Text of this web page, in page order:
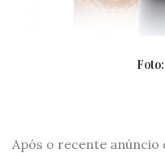
Após o recente